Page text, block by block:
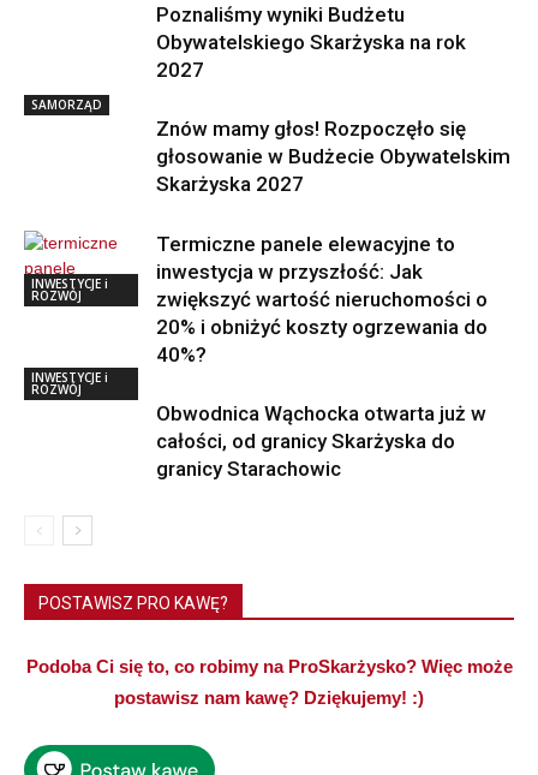
Poznaliśmy wyniki Budżetu
Obywatelskiego Skarżyska na rok
2027
SAMORZĄD
Znów mamy głos! Rozpoczęło się
głosowanie w Budżecie Obywatelskim
Skarżyska 2027
INWESTYCJE i
ROZWÓJ
Termiczne panele elewacyjne to
inwestycja w przyszłość: Jak
zwiększyć wartość nieruchomości o
20% i obniżyć koszty ogrzewania do
40%?
INWESTYCJE i
ROZWÓJ
Obwodnica Wąchocka otwarta już w
całości, od granicy Skarżyska do
granicy Starachowic
POSTAWISZ PRO KAWĘ?
Podoba Ci się to, co robimy na ProSkarżysko? Więc może
postawisz nam kawę? Dziękujemy! :)